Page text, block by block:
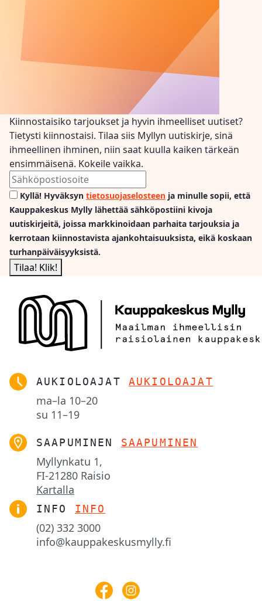
Kiinnostaisiko tarjoukset ja hyvin ihmeelliset uutiset?
Tietysti kiinnostaisi. Tilaa siis Myllyn uutiskirje, sinä
ihmeellinen ihminen, niin saat kuulla kaiken tärkeän
ensimmäisenä. Kokeile vaikka.
Kyllä! Hyväksyn tietosuojaselosteen ja minulle sopii, että
Kauppakeskus Mylly lähettää sähköpostiini kivoja
uutiskirjeitä, joissa markkinoidaan parhaita tarjouksia ja
kerrotaan kiinnostavista ajankohtaisuuksista, eikä koskaan
turhanpäiväisyyksistä.
AUKIOLOAJAT AUKIOLOAJAT
ma–la 10–20
su 11–19
SAAPUMINEN SAAPUMINEN
Myllynkatu 1,
FI-21280 Raisio
Kartalla
INFO INFO
(02) 332 3000
info@kauppakeskusmylly.fi